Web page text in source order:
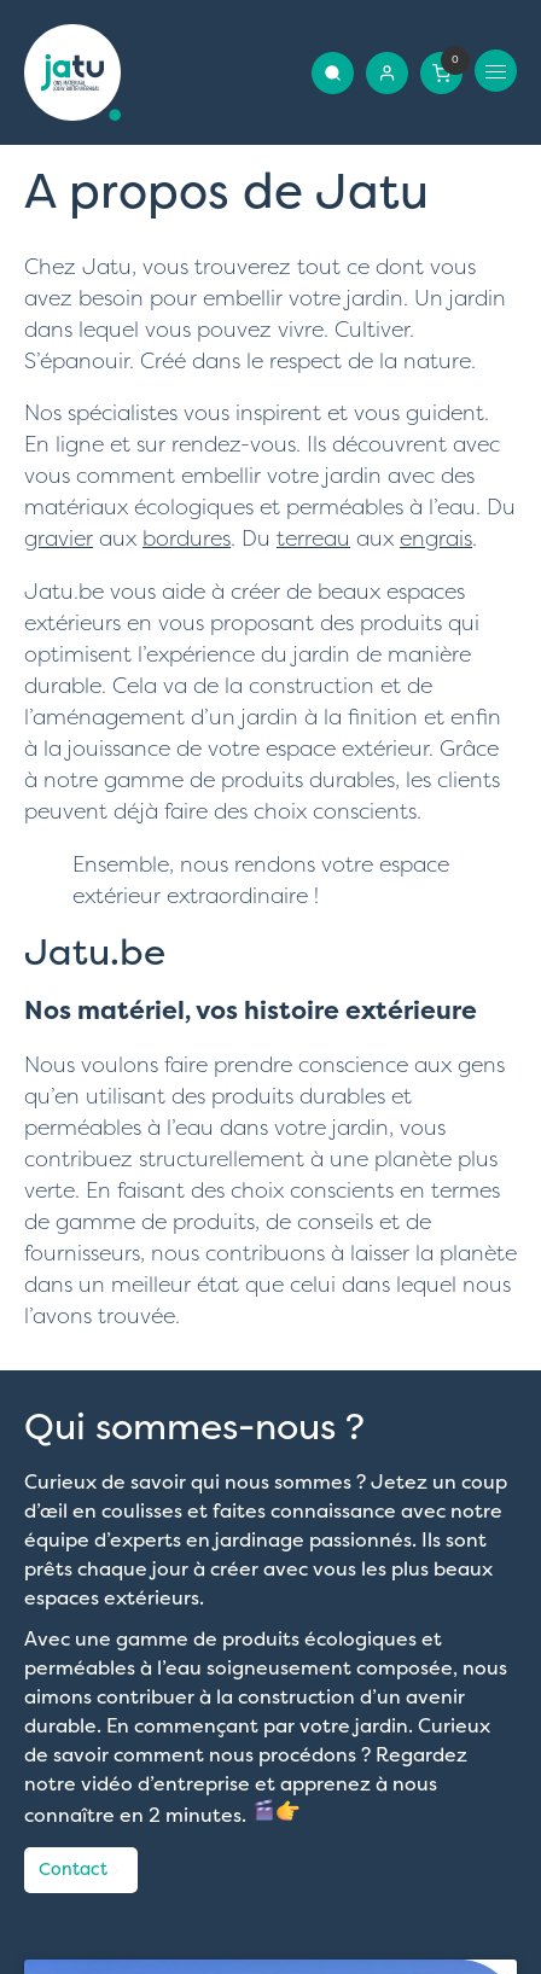
0
A propos de Jatu
Chez Jatu, vous trouverez tout ce dont vous
avez besoin pour embellir votre jardin. Un jardin
dans lequel vous pouvez vivre. Cultiver.
S’épanouir. Créé dans le respect de la nature.
Nos spécialistes vous inspirent et vous guident.
En ligne et sur rendez-vous. Ils découvrent avec
vous comment embellir votre jardin avec des
matériaux écologiques et perméables à l’eau. Du
gravier aux bordures. Du terreau aux engrais.
Jatu.be vous aide à créer de beaux espaces
extérieurs en vous proposant des produits qui
optimisent l’expérience du jardin de manière
durable. Cela va de la construction et de
l’aménagement d’un jardin à la finition et enfin
à la jouissance de votre espace extérieur. Grâce
à notre gamme de produits durables, les clients
peuvent déjà faire des choix conscients.
Ensemble, nous rendons votre espace
extérieur extraordinaire !
Jatu.be
Nos matériel, vos histoire extérieure
Nous voulons faire prendre conscience aux gens
qu’en utilisant des produits durables et
perméables à l’eau dans votre jardin, vous
contribuez structurellement à une planète plus
verte. En faisant des choix conscients en termes
de gamme de produits, de conseils et de
fournisseurs, nous contribuons à laisser la planète
dans un meilleur état que celui dans lequel nous
l’avons trouvée.
Qui sommes-nous ?
Curieux de savoir qui nous sommes ? Jetez un coup
d’œil en coulisses et faites connaissance avec notre
équipe d’experts en jardinage passionnés. Ils sont
prêts chaque jour à créer avec vous les plus beaux
espaces extérieurs.
Avec une gamme de produits écologiques et
perméables à l’eau soigneusement composée, nous
aimons contribuer à la construction d’un avenir
durable. En commençant par votre jardin. Curieux
de savoir comment nous procédons ? Regardez
notre vidéo d’entreprise et apprenez à nous
connaître en 2 minutes.
Contact